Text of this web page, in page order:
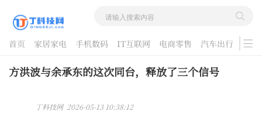
首页 家居家电 手机数码 IT互联网 电商零售 汽车出行
游戏
酷品评测
方洪波与余承东的这次同台，释放了三个信号
丁科技网 2026-05-13 10:38:12